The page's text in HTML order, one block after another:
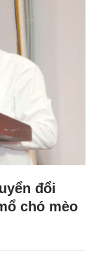
đổi
chó mèo